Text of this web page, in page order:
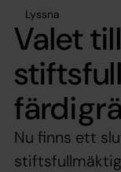
Lyssna
Valet till
Nu finns ett